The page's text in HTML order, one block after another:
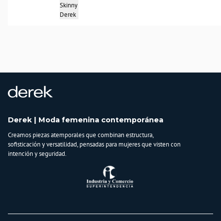
Skinny
Derek
Derek | Moda femenina contemporánea
Creamos piezas atemporales que combinan estructura,
sofisticación y versatilidad, pensadas para mujeres que visten con
intención y seguridad.